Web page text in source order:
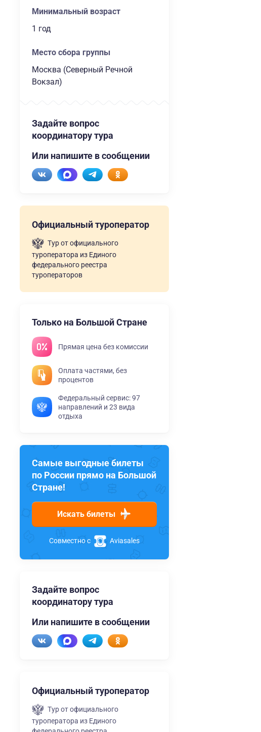
Минимальный возраст
1 год
Место сбора группы
Москва (Северный Речной
Вокзал)
Задайте вопрос
координатору тура
Или напишите в сообщении
Официальный туроператор
Тур от официального
туроператора из Единого
федерального реестра
туроператоров
Только на Большой Стране
Прямая цена без комиссии
Оплата частями, без
процентов
Федеральный сервис: 97
направлений и 23 вида
отдыха
Самые выгодные билеты
по России прямо на Большой
Стране!
Искать билеты
Совместно с Aviasales
Задайте вопрос
координатору тура
Или напишите в сообщении
Официальный туроператор
Тур от официального
туроператора из Единого